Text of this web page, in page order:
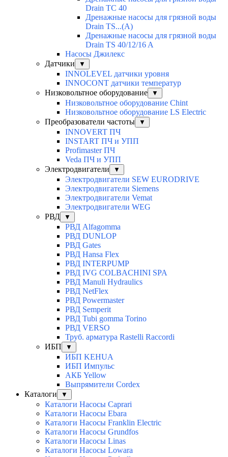
Drain TC 40
Дренажные насосы для грязной воды
Drain TS...(A)
Дренажные насосы для грязной воды
Drain TS 40/12/16 A
Насосы Джилекс
Датчики
▼
INNOLEVEL датчики уровня
INNOCONT датчики температур
Низковольтное оборудование
▼
Низковольтное оборудование Chint
Низковольтное оборудование LS Electric
Преобразователи частоты
▼
INNOVERT ПЧ
INSTART ПЧ и УПП
Profimaster ПЧ
Veda ПЧ и УПП
Электродвигатели
▼
Электродвигатели SEW EURODRIVE
Электродвигатели Siemens
Электродвигатели Vemat
Электродвигатели WEG
РВД
▼
РВД Alfagomma
РВД DUNLOP
РВД Gates
РВД Hansa Flex
РВД INTERPUMP
РВД IVG COLBACHINI SPA
РВД Manuli Hydraulics
РВД NetFlex
РВД Powermaster
РВД Semperit
РВД Tubi gomma Torino
РВД VERSO
Труб. арматура Rastelli Raccordi
ИБП
▼
ИБП KEHUA
ИБП Импульс
АКБ Yellow
Выпрямители Cordex
Каталоги
▼
Каталоги Насосы Caprari
Каталоги Насосы Ebara
Каталоги Насосы Franklin Electric
Каталоги Насосы Grundfos
Каталоги Насосы Linas
Каталоги Насосы Lowara